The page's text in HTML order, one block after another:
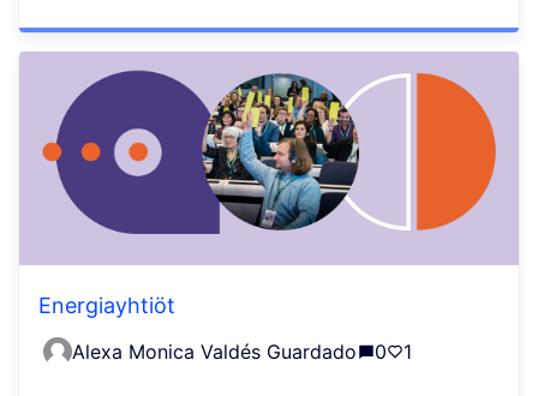
Energiayhtiöt
Alexa Monica Valdés Guardado 0 1